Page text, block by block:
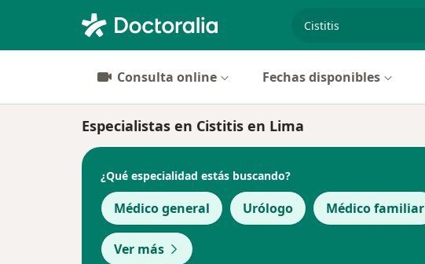
Consulta online Fechas disponibles
Especialistas en Cistitis en Lima
¿Qué especialidad estás buscando?
Médico general Urólogo Médico familiar
Ver más